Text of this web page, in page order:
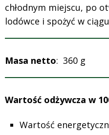
chłodnym miejscu, po
lodówce i spożyć w
Masa netto: 360 g
Wartość odżywcza w
Wartość